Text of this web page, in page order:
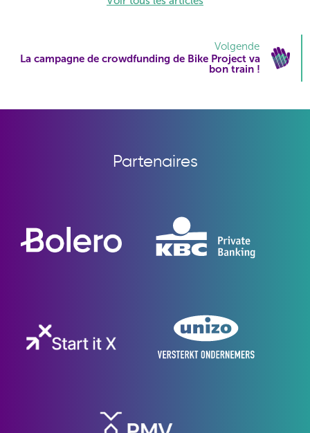
Volgende
La campagne de crowdfunding de Bike Project va
bon train !
Partenaires